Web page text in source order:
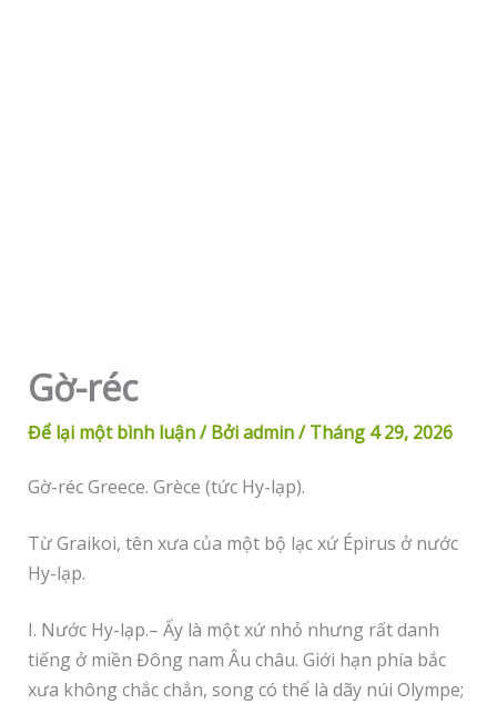
Gờ-réc
Để lại một bình luận/ Bởiadmin/Tháng 4 29, 2026
Gờ-réc Greece. Grèce (tức Hy-lạp).
Từ Graikoi, tên xưa của một bộ lạc xứ Épirus ở nước
Hy-lạp.
I. Nước Hy-lạp.– Ấy là một xứ nhỏ nhưng rất danh
tiếng ở miền Đông nam Âu châu. Giới hạn phía bắc
xưa không chắc chắn, song có thể là dãy núi Olympe;